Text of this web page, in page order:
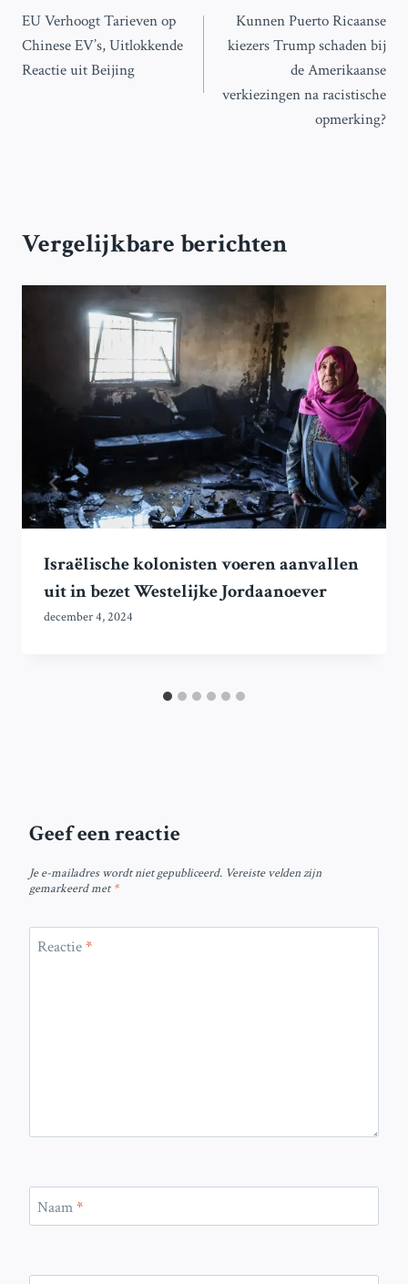
navigatie
EU Verhoogt Tarieven op
Chinese EV’s, Uitlokkende
Reactie uit Beijing
Kunnen Puerto Ricaanse
kiezers Trump schaden bij
de Amerikaanse
verkiezingen na racistische
opmerking?
Vergelijkbare berichten
Israëlische kolonisten voeren aanvallen
uit in bezet Westelijke Jordaanoever
december 4, 2024
Geef een reactie
Je e-mailadres wordt niet gepubliceerd. Vereiste velden zijn
gemarkeerd met*
Reactie*
Naam*